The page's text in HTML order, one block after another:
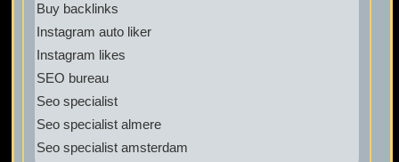
Buy backlinks
Instagram auto liker
Instagram likes
SEO bureau
Seo specialist
Seo specialist almere
Seo specialist amsterdam